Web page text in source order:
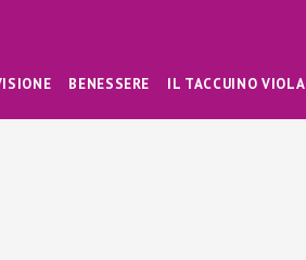
BENESSERE IL TACCUINO VIOLA